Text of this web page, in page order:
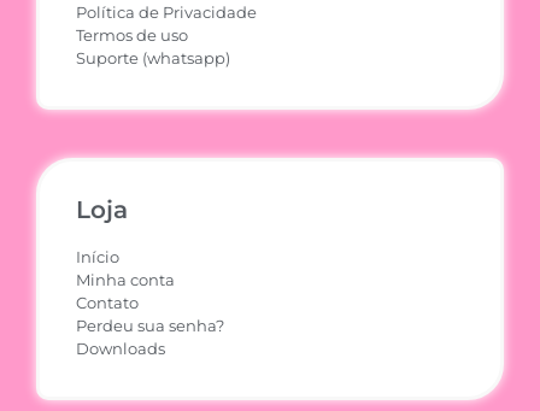
Política de Privacidade
Termos de uso
Suporte (whatsapp)
Loja
Início
Minha conta
Contato
Perdeu sua senha?
Downloads